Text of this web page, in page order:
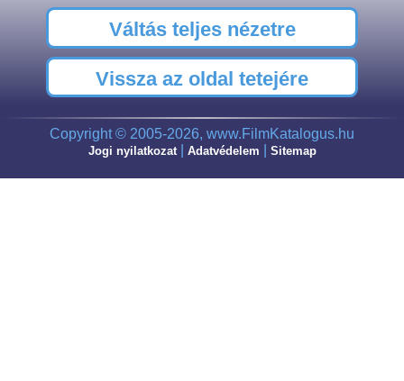
Váltás teljes nézetre
Vissza az oldal tetejére
Copyright © 2005-2026, www.FilmKatalogus.hu
Jogi nyilatkozat| Adatvédelem Sitemap